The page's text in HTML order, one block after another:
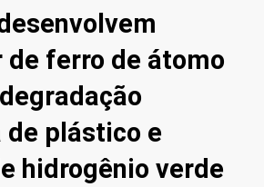
ferro de átomo
plástico e
hidrogênio verde